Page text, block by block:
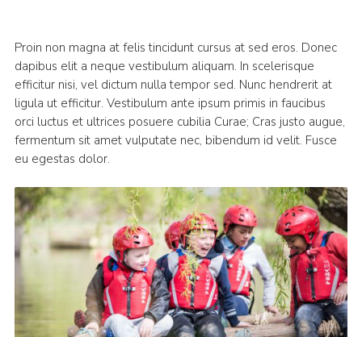
Proin non magna at felis tincidunt cursus at sed eros. Donec
dapibus elit a neque vestibulum aliquam. In scelerisque
efficitur nisi, vel dictum nulla tempor sed. Nunc hendrerit at
ligula ut efficitur. Vestibulum ante ipsum primis in faucibus
orci luctus et ultrices posuere cubilia Curae; Cras justo augue,
fermentum sit amet vulputate nec, bibendum id velit. Fusce
eu egestas dolor.